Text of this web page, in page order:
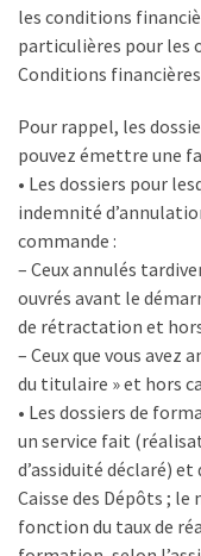
certifié
qui
change
donne
pour
les
DRH
Passeport
de
prévention
que
les
employeurs
les
organismes
les conditions
particulières pour les
Conditions
Pour rappel, les
pouvez émettre une
• Les dossiers pour
indemnité
commande :
– Ceux annulés
ouvrés avant le
de rétractation et
– Ceux que vous
du titulaire » et hors
• Les dossiers de
un service fait
d’assiduité déclaré)
Caisse des Dépôts ;
fonction du taux de